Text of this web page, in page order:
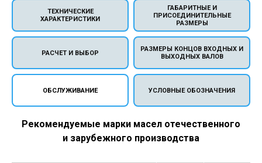
ТЕХНИЧЕСКИЕ
ХАРАКТЕРИСТИКИ
ГАБАРИТНЫЕ И
ПРИСОЕДИНИТЕЛЬНЫЕ
РАЗМЕРЫ
РАСЧЕТ И ВЫБОР
РАЗМЕРЫ КОНЦОВ ВХОДНЫХ И
ВЫХОДНЫХ ВАЛОВ
ОБСЛУЖИВАНИЕ УСЛОВНЫЕ ОБОЗНАЧЕНИЯ
Рекомендуемые марки масел отечественного
и зарубежного производства